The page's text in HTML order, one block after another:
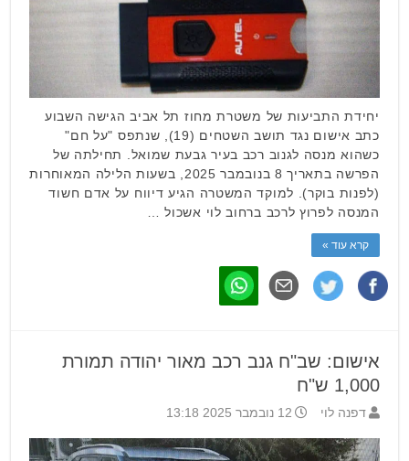
יחידת התביעות של משטרת מחוז תל אביב הגישה השבוע
כתב אישום נגד תושב השטחים (19), שנתפס "על חם"
כשהוא מנסה לגנוב רכב בעיר גבעת שמואל. תחילתה של
הפרשה בתאריך 8 בנובמבר 2025, בשעות הלילה המאוחרות
(לפנות בוקר). למוקד המשטרה הגיע דיווח על אדם חשוד
המנסה לפרוץ לרכב ברחוב לוי אשכול …
קרא עוד »
אישום: שב"ח גנב רכב מאור יהודה תמורת
1,000 ש"ח
דפנה לוי 12 נובמבר 2025 13:18